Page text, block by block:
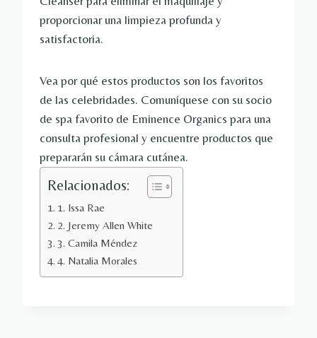
proporcionar una limpieza profunda y
satisfactoria.
Vea por qué estos productos son los favoritos
de las celebridades. Comuníquese con su socio
de spa favorito de Eminence Organics para una
consulta profesional y encuentre productos que
prepararán su cámara cutánea.
Relacionados:
1. Issa Rae
2. Jeremy Allen White
3. Camila Méndez
4. Natalia Morales